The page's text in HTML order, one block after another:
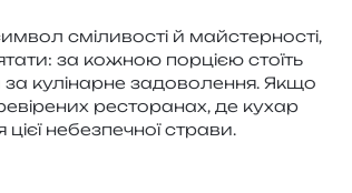
смі­ли­во­сті й май­стер­но­сті,
за кожною пор­ці­єю сто­їть
за кулі­нар­не задо­во­ле­н­ня. Якщо
ресто­ра­нах, де кухар
небез­пе­чної страви.